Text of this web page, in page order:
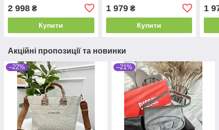
2 998 ₴
Купити
1 979₴
Купити
1
Акційні пропозиції та новинки
–22% –21%